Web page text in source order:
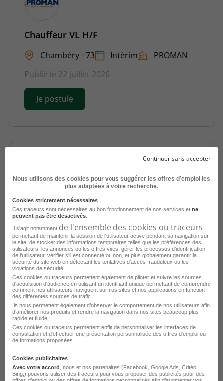
Chauffeur VL H/F
Chambéry - 73 Intérim
PROMAN
Publié le 22 juillet 2026
Je postule
Conducteur Convoyeur - Conductrice
Convoyeuse de Véhicule H/F
Chambéry - 73 CDI
France Travail
Publié le 17 juillet 2026
Je postule
Continuer sans accepter
Nous utilisons des cookies pour vous suggérer les offres d’emploi les
plus adaptées à votre recherche.
Cookies strictement nécessaires
Ces traceurs sont nécessaires au bon fonctionnement de nos services et ne
peuvent pas être désactivés
Il s'agit notamment de l'ensemble des cookies ou traceurs
permettant de maintenir la session de l'utilisateur active pendant sa navigation sur
le site, de stocker des informations temporaires telles que les préférences des
utilisateurs, les annonces ou les offres vues, gérer les processus d'identification
de l'utilisateur, vérifier s'il est connecté ou non, et plus globalement garantir la
sécurité du site web en détectant les tentatives d'accès frauduleux ou les
violations de sécurité.
Ces cookies ou traceurs permettent également de piloter et suivre les sources
d'acquisition d'audience en utilisant un identifiant unique permettant de comprendre
comment nos utilisateurs naviguent sur nos sites et nos applications en fonction
des différentes sources de trafic.
Ils nous permettent également d’observer le comportement de nos utilisateurs afin
d'améliorer nos produits et rendre la navigation dans nos sites beaucoup plus
rapide et fluide.
Ces cookies ou traceurs permettent enfin de personnaliser les interfaces de
consultation et d'effectuer une présentation personnalisée des offres d'emploi ou
de formations proposées.
Cookies publicitaires
Avec votre accord , nous et nos partenaires (Facebook, Google Ads , Critéo,
Bing,) pouvons utiliser des traceurs pour vous proposer des publicités pour des
offres d’emploi ou des offres de formations personnalisés afin d’augmenter vos